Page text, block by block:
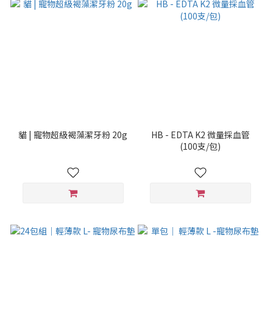
貓 | 寵物超級褐藻潔牙粉 20g
HB - EDTA K2 微量採血管
(100支/包)